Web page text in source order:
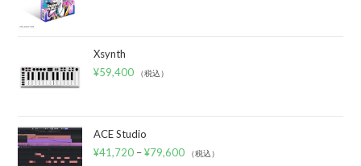
Xsynth
¥59,400 （税込）
ACE Studio
¥41,720 –¥79,600 （税込）